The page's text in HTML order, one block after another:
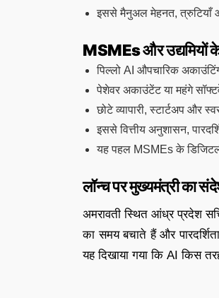
इससे मैनुअल मेहनत, त्रुटियाँ
MSMEs और उद्यमियों
पिल्लो AI औपचारिक
पेशेवर अकाउंटेंट या महंगे
छोटे व्यापारी, स्टार्टअप और
इससे वित्तीय अनुशासन,
यह पहल MSMEs के
लॉन्च पर मुख्यमंत्री का
अमरावती स्थित आंध्र प्रदेश
का समय बचाते हैं और
यह दिखाया गया कि AI किस